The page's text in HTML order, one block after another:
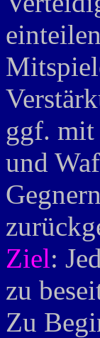
ggf. mit
und
Ziel:
zu
Zu